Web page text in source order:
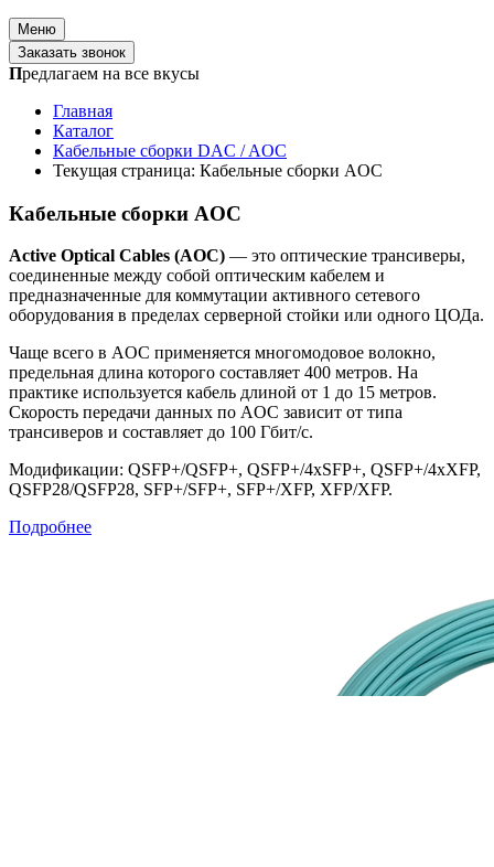
Меню
Заказать звонок
Предлагаем на все вкусы
Главная
Каталог
Кабельные сборки DAC / AOC
Текущая страница: Кабельные сборки AOC
Кабельные сборки AOC
Active Optical Cables (AOC) — это оптические трансиверы,
соединенные между собой оптическим кабелем и
предназначенные для коммутации активного сетевого
оборудования в пределах серверной стойки или одного ЦОДа.
Чаще всего в AOC применяется многомодовое волокно,
предельная длина которого составляет 400 метров. На
практике используется кабель длиной от 1 до 15 метров.
Скорость передачи данных по AOC зависит от типа
трансиверов и составляет до 100 Гбит/с.
Модификации: QSFP+/QSFP+, QSFP+/4xSFP+, QSFP+/4xXFP,
QSFP28/QSFP28, SFP+/SFP+, SFP+/XFP, XFP/XFP.
Подробнее